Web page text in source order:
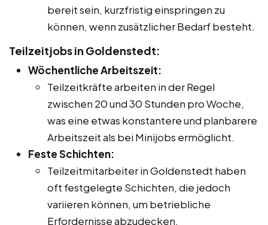
bereit sein, kurzfristig einspringen zu
können, wenn zusätzlicher Bedarf besteht.
Teilzeitjobs in Goldenstedt:
Wöchentliche Arbeitszeit:
Teilzeitkräfte arbeiten in der Regel
zwischen 20 und 30 Stunden pro Woche,
was eine etwas konstantere und planbarere
Arbeitszeit als bei Minijobs ermöglicht.
Feste Schichten:
Teilzeitmitarbeiter in Goldenstedt haben
oft festgelegte Schichten, die jedoch
variieren können, um betriebliche
Erfordernisse abzudecken.